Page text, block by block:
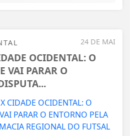
24 DE MAI
OCIDENTAL: O
VAI PARAR O